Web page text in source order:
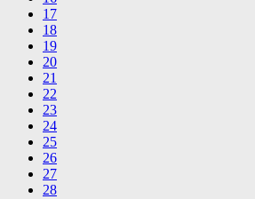
17
18
19
20
21
22
23
24
25
26
27
28